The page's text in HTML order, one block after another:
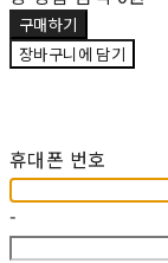
구매하기
장바구니에 담기
휴대폰 번호
-